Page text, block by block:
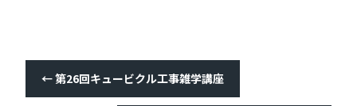
←第26回キュービクル工事雑学講座